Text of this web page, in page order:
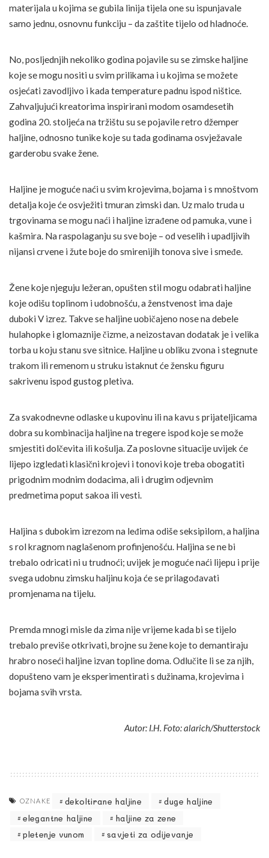
materijala u kojima se gubila linija tijela one su ispunjavale
samo jednu, osnovnu funkciju – da zaštite tijelo od hladnoće.
No, posljednjih nekoliko godina pojavile su se zimske haljine
koje se mogu nositi u svim prilikama i u kojima se možete
osjećati zavodljivo i kada temperature padnu ispod ništice.
Zahvaljujući kreatorima inspirirani modom osamdesetih
godina 20. stoljeća na tržištu su se pojavile retro džemper
haljine, odnosno tunike koje su tada godinama osvježavale
garderobu svake žene.
Haljine je moguće naći u svim krojevima, bojama i s mnoštvom
detalja koje će osvježiti tmuran zimski dan. Uz malo truda u
trgovinama se mogu naći i haljine izrađene od pamuka, vune i
kašmira. Na raspolaganju su sve boje – od veselih i upadljivih
nijansi crvene i žute boje do smirenijih tonova sive i smeđe.
Žene koje njeguju ležeran, opušten stil mogu odabrati haljine
koje odišu toplinom i udobnošću, a ženstvenost ima daje
duboki V izrez. Takve se haljine uobičajeno nose na debele
hulahopke i glomaznije čizme, a neizostavan dodatak je i velika
torba u koju stanu sve sitnice. Haljine u obliku zvona i stegnute
trakom ili remenom u struku istaknut će žensku figuru
sakrivenu ispod gustog pletiva.
Za svakodnevne odlaske u kupovinu ili na kavu s prijateljicama
dobra su kombinacija haljine na tregere ispod koje se može
smjestiti dolčevita ili košulja. Za poslovne situacije uvijek će
lijepo izgledati klasični krojevi i tonovi koje treba obogatiti
prigodnim modnim dodacima, ali i drugim odjevnim
predmetima poput sakoa ili vesti.
Haljina s dubokim izrezom na leđima odiše seksipilom, a haljina
s rol kragnom naglašenom profinjenošću. Haljina se ne bi
trebalo odricati ni u trudnoći; uvijek je moguće naći lijepu i prije
svega udobnu zimsku haljinu koja će se prilagođavati
promjenama na tijelu.
Premda mnogi misle da zima nije vrijeme kada bi se tijelo
trebalo previše otkrivati, brojne su žene koje to demantiraju
hrabro noseći haljine izvan topline doma. Odlučite li se za njih,
dopušteno vam je eksperimentirati s dužinama, krojevima i
bojama svih vrsta.
Autor: I.H. Foto: alarich/Shutterstock
OZNAKE dekoltirane haljine
duge haljine
elegantne haljine
haljine za zene
pletenje vunom
savjeti za odijevanje